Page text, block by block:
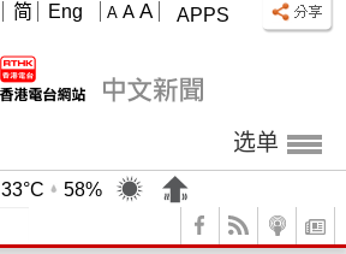
APPS
A A A
简 Eng
选单
33°C
58%